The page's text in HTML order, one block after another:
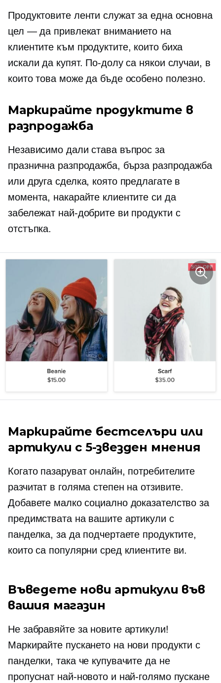
Продуктовите ленти служат за една основна
цел — да привлекат вниманието на
клиентите към продуктите, които биха
искали да купят. По-долу са някои случаи, в
които това може да бъде особено полезно.
Маркирайте продуктите в
разпродажба
Независимо дали става въпрос за
празнична разпродажба, бърза разпродажба
или друга сделка, която предлагате в
момента, накарайте клиентите си да
забележат най-добрите ви продукти с
отстъпка.
Маркирайте бестселъри или
артикули с 5-звезден мнения
Когато пазаруват онлайн, потребителите
разчитат в голяма степен на отзивите.
Добавете малко социално доказателство за
предимствата на вашите артикули с
панделка, за да подчертаете продуктите,
които са популярни сред клиентите ви.
Въведете нови артикули във
вашия магазин
Не забравяйте за новите артикули!
Маркирайте пускането на нови продукти с
панделки, така че купувачите да не
пропуснат най-новото и най-голямо пускане